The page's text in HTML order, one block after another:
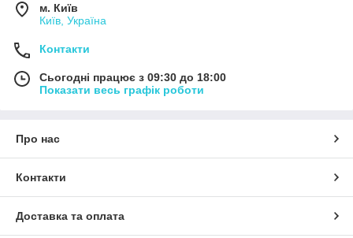
м. Київ
Київ, Україна
Контакти
Сьогодні працює з 09:30 до 18:00
Показати весь графік роботи
Про нас
Контакти
Доставка та оплата